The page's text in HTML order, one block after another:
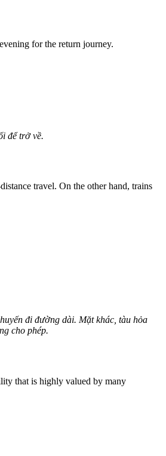
for the return journey.
để trở về.
travel. On the other hand, trains
đi đường dài. Mặt khác, tàu hỏa
cho phép.
that is highly valued by many